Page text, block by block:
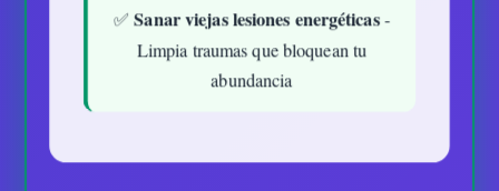
✅Sanar viejas lesiones energéticas-
Limpia traumas que bloquean tu
abundancia